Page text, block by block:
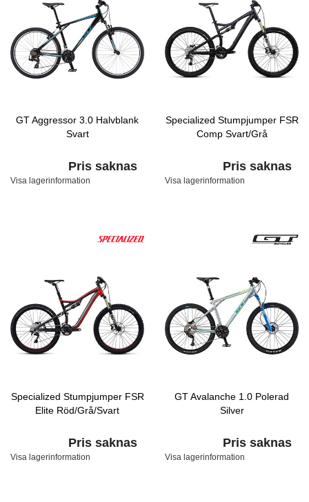
GT Aggressor 3.0 Halvblank
Svart
Pris saknas
Visa lagerinformation
Specialized Stumpjumper FSR
Comp Svart/Grå
Pris saknas
Visa lagerinformation
Specialized Stumpjumper FSR
Elite Röd/Grå/Svart
Pris saknas
Visa lagerinformation
GT Avalanche 1.0 Polerad
Silver
Pris saknas
Visa lagerinformation